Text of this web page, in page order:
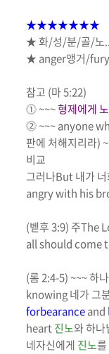
★★★★★★★
★화/성/분/골/노
★ anger앵거/fury
참고 (마5:22)
⓵~~~형제에게
⓶~~~ anyone
판에 처해지리라)
비교
그러나But내가
angrywith his
(벧후3:9) 주The
all should come
(롬2:4-5) ~~~하
knowing네가 그
forbearanceand
heart진노와 하나
네자신에게 진노